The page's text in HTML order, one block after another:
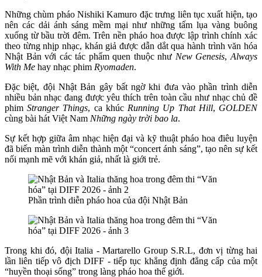
Những chùm pháo Nishiki Kamuro đặc trưng liên tục xuất hiện, tạo
nên các dải ánh sáng mềm mại như những tấm lụa vàng buông
xuống từ bầu trời đêm. Trên nền pháo hoa được lập trình chính xác
theo từng nhịp nhạc, khán giả được dẫn dắt qua hành trình văn hóa
Nhật Bản với các tác phẩm quen thuộc như New Genesis,Always
With Me hay nhạc phim Ryomaden.
Đặc biệt, đội Nhật Bản gây bất ngờ khi đưa vào phần trình diễn
nhiều bản nhạc đang được yêu thích trên toàn cầu như nhạc chủ đề
phimStranger Things, ca khúc Running Up That Hill, GOLDEN
cùng bài hát Việt Nam Những ngày trời bao la.
Sự kết hợp giữa âm nhạc hiện đại và kỹ thuật pháo hoa điêu luyện
đã biến màn trình diễn thành một “concert ánh sáng”, tạo nên sự kết
nối mạnh mẽ với khán giả, nhất là giới trẻ.
Phần trình diễn pháo hoa của đội Nhật Bản
Trong khi đó, đội Italia - Martarello Group S.R.L, đơn vị từng hai
lần liên tiếp vô địch DIFF - tiếp tục khẳng định đẳng cấp của một
“huyền thoại sống” trong làng pháo hoa thế giới.